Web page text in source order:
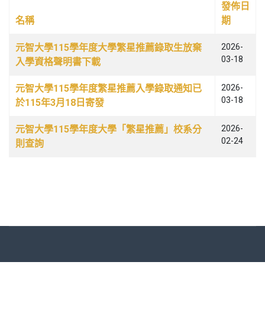
文章列表
名稱
發佈日
期
元智大學115學年度大學繁星推薦錄取生放棄
入學資格聲明書下載
2026-
03-18
元智大學115學年度繁星推薦入學錄取通知已
於115年3月18日寄發
2026-
03-18
元智大學115學年度大學「繁星推薦」校系分
則查詢
2026-
02-24